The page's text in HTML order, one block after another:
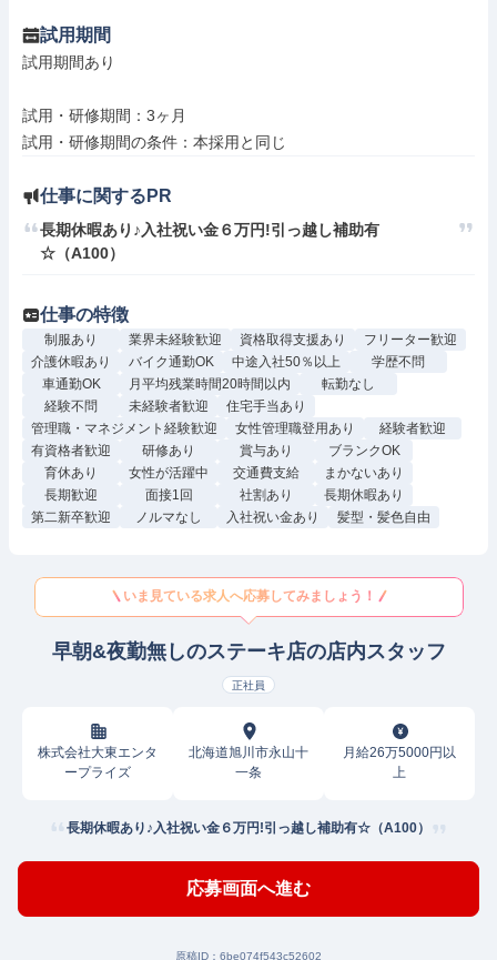
試用期間
試用期間あり
試用・研修期間：3ヶ月
仕事に関するPR
長期休暇あり♪入社祝い金６万円!引っ越し補助有
☆（A100）
仕事の特徴
制服あり 業界未経験歓迎 資格取得支援あり
フリーター歓迎
介護休暇あり
バイク通勤OK 中途入社50％以上
学歴不問
車通勤OK
月平均残業時間20時間以内
転勤なし
経験不問
未経験者歓迎
住宅手当あり
管理職・マネジメント経験歓迎
女性管理職登用あり
経験者歓迎
有資格者歓迎
研修あり 賞与あり
ブランクOK
育休あり
女性が活躍中 交通費支給
まかないあり
長期歓迎
面接1回 社割あり
長期休暇あり
第二新卒歓迎
ノルマなし 入社祝い金あり 髪型・髪色自由
いま見ている求人へ応募してみましょう！
早朝&夜勤無しのステーキ店の店内スタッフ
正社員
株式会社大東エンタ
ープライズ
北海道旭川市永山十
一条
月給26万5000円以
上
長期休暇あり♪入社祝い金６万円!引っ越し補助有☆（A100）
応募画面へ進む
原稿ID： 6be074f543c52602